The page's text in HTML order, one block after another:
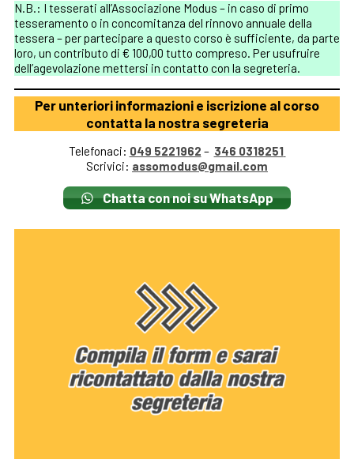
N.B.: I tesserati all’Associazione Modus – in caso di primo
tesseramento o in concomitanza del rinnovo annuale della
tessera – per partecipare a questo corso è sufficiente, da parte
loro, un contributo di € 100,00 tutto compreso. Per usufruire
dell’agevolazione mettersi in contatto con la segreteria.
Per unteriori informazioni e iscrizione al corso
contatta la nostra segreteria
Telefonaci: 049 5221962 – 346 0318251
Scrivici: assomodus@gmail.com
Chatta con noi su WhatsApp